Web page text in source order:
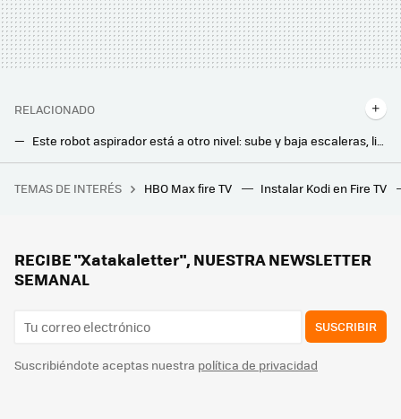
RELACIONADO
Este robot aspirador está a otro nivel: sube y baja escaleras, limpia los escalones y se carga solo
Bali quiso atraer a todos los nómadas digitales con medidas increíbles. Así les va tres años después
TEMAS DE INTERÉS HBO Max fire TV Instalar Kodi en Fire TV
RECIBE "Xatakaletter", NUESTRA NEWSLETTER
SEMANAL
SUSCRIBIR
Suscribiéndote aceptas nuestra política de privacidad